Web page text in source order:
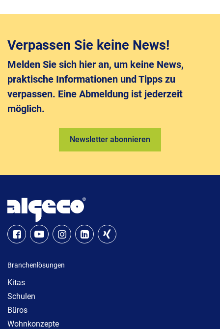
Verpassen Sie keine News!
Melden Sie sich hier an, um keine News,
praktische Informationen und Tipps zu
verpassen. Eine Abmeldung ist jederzeit
möglich.
Newsletter abonnieren
Branchenlösungen
Kitas
Schulen
Büros
Wohnkonzepte